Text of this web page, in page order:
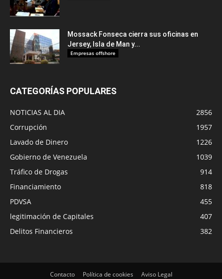
Mossack Fonseca cierra sus oficinas en
Jersey, Isla de Man y...
Empresas offshore
CATEGORÍAS POPULARES
NOTICIAS AL DIA
2856
Corrupción
1957
Lavado de Dinero
1226
Gobierno de Venezuela
1039
Tráfico de Drogas
914
Financiamiento
818
PDVSA
455
legitimación de Capitales
407
Delitos Financieros
382
Contacto Política de cookies Aviso Legal